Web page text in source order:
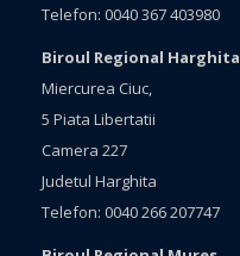
Telefon: 0040 367 403980
Biroul Regional Harghita
Miercurea Ciuc,
5 Piata Libertatii
Camera 227
Judetul Harghita
Telefon: 0040 266 207747